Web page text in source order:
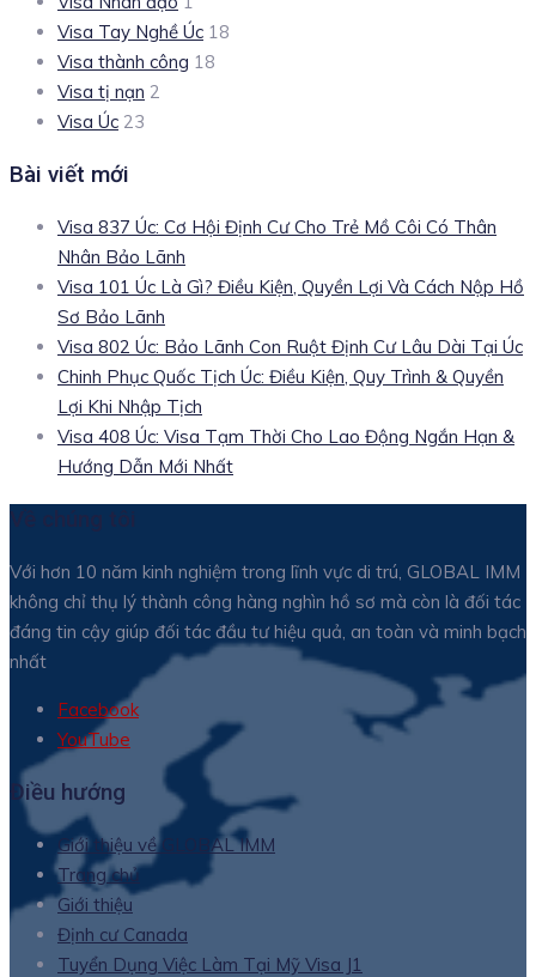
Visa Tay Nghề Úc 18
Visa thành công 18
Visa tị nạn 2
Visa Úc 23
Bài viết mới
Visa 837 Úc: Cơ Hội Định Cư Cho Trẻ Mồ Côi Có Thân
Nhân Bảo Lãnh
Visa 101 Úc Là Gì? Điều Kiện, Quyền Lợi Và Cách Nộp Hồ
Sơ Bảo Lãnh
Visa 802 Úc: Bảo Lãnh Con Ruột Định Cư Lâu Dài Tại Úc
Chinh Phục Quốc Tịch Úc: Điều Kiện, Quy Trình & Quyền
Lợi Khi Nhập Tịch
Visa 408 Úc: Visa Tạm Thời Cho Lao Động Ngắn Hạn &
Hướng Dẫn Mới Nhất
Với hơn 10 năm kinh nghiệm trong lĩnh vực di trú, GLOBAL IMM
không chỉ thụ lý thành công hàng nghìn hồ sơ mà còn là đối tác
đáng tin cậy giúp đối tác đầu tư hiệu quả, an toàn và minh bạch
nhất
Facebook
YouTube
Điều hướng
Giới thiệu về GLOBAL IMM
Trang chủ
Giới thiệu
Định cư Canada
Tuyển Dụng Việc Làm Tại Mỹ Visa J1